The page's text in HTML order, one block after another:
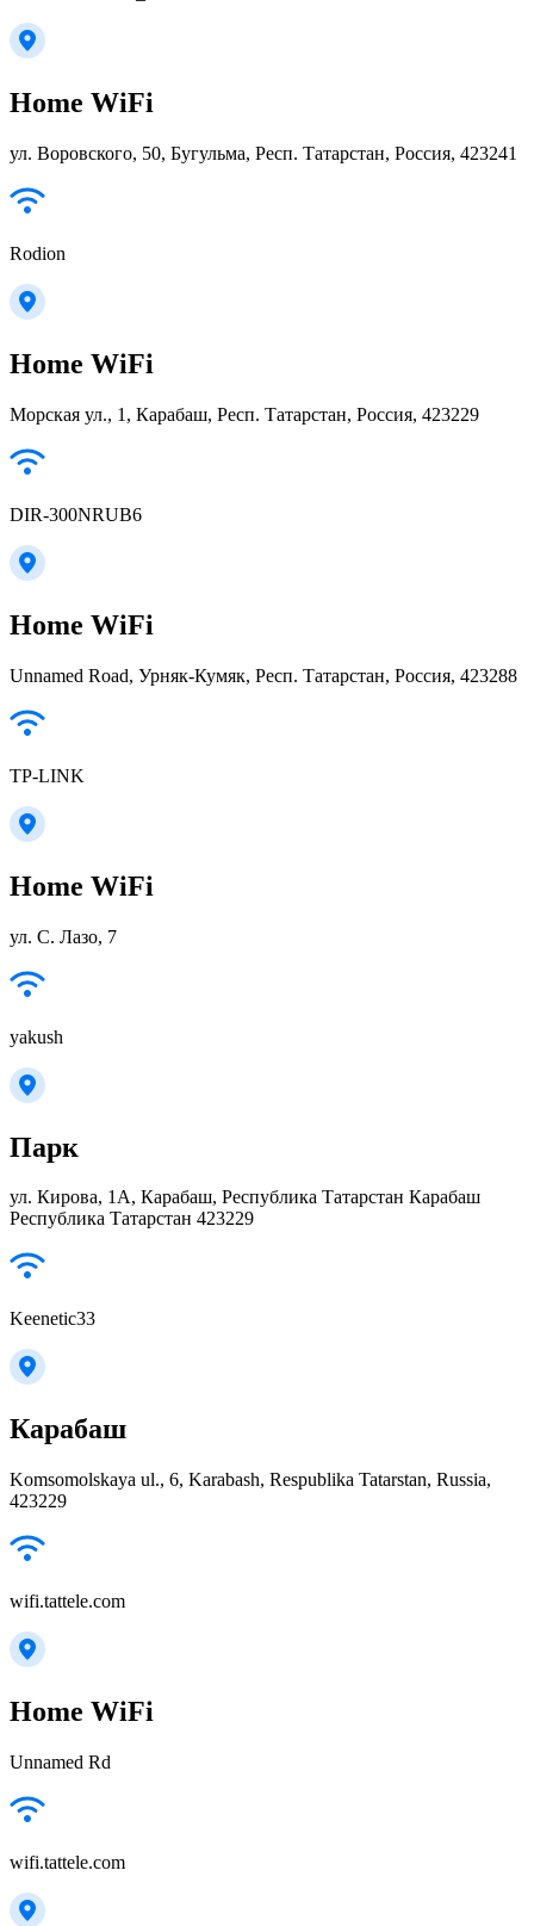
Home WiFi
ул. Воровского, 50, Бугульма, Респ. Татарстан, Россия, 423241
Rodion
Home WiFi
Морская ул., 1, Карабаш, Респ. Татарстан, Россия, 423229
DIR-300NRUB6
Home WiFi
Unnamed Road, Урняк-Кумяк, Респ. Татарстан, Россия, 423288
TP-LINK
Home WiFi
ул. С. Лазо, 7
yakush
Парк
ул. Кирова, 1А, Карабаш, Республика Татарстан Карабаш
Республика Татарстан 423229
Keenetic33
Карабаш
Komsomolskaya ul., 6, Karabash, Respublika Tatarstan, Russia,
423229
wifi.tattele.com
Home WiFi
Unnamed Rd
wifi.tattele.com